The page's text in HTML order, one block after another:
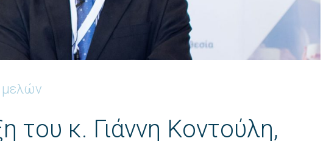
μελών
του κ. Γιάννη Κοντούλη,